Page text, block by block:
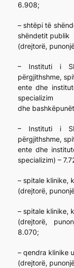
6.908;
– shtëpi të
shëndetit publik
(drejtorë,
– Instituti i
përgjithshme,
ente dhe
specializim
dhe
– Instituti i
përgjithshme,
ente dhe
specializim) –
– spitale klinike,
(drejtorë,
– spitale klinike,
(drejtorë,
8.070;
– qendra klinike
(drejtorë,